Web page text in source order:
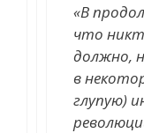
«В
что
должно,
в
глупую)